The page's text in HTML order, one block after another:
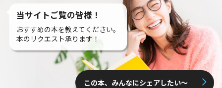
当サイトご覧の皆様！
おすすめの本を教えてください。
本のリクエスト承ります！
この本、みんなにシェアしたい〜